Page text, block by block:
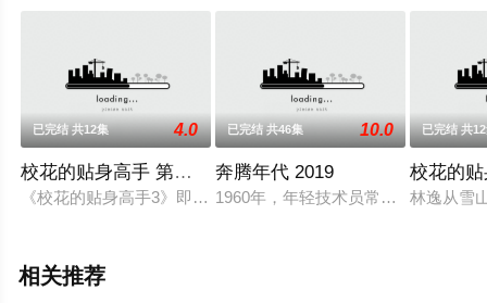
已完结 共12集 4.0
校花的贴身高手 第三季
《校花的贴身高手3》即《校花的贴身高手第三季》，是根据
已完结 共46集 10.0
奔腾年代 2019
1960年，年轻技术员常汉卿刚留学
已完结 共
校花的
林逸从雪
相关推荐